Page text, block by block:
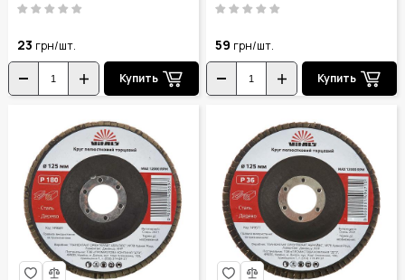
23 грн/шт.
Купить
59 грн/шт.
Купить